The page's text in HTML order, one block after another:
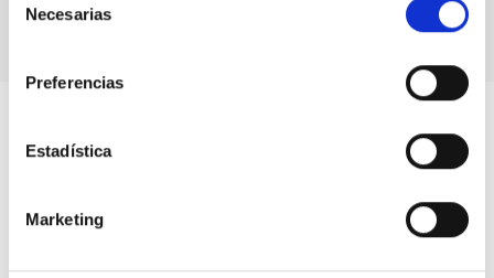
Necesarias
Preferencias
Estadística
Marketing